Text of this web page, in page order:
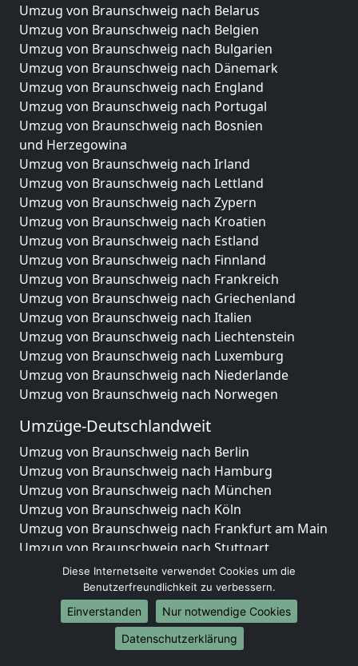
Umzug von Braunschweig nach Belarus
Umzug von Braunschweig nach Belgien
Umzug von Braunschweig nach Bulgarien
Umzug von Braunschweig nach Dänemark
Umzug von Braunschweig nach England
Umzug von Braunschweig nach Portugal
Umzug von Braunschweig nach Bosnien
und Herzegowina
Umzug von Braunschweig nach Irland
Umzug von Braunschweig nach Lettland
Umzug von Braunschweig nach Zypern
Umzug von Braunschweig nach Kroatien
Umzug von Braunschweig nach Estland
Umzug von Braunschweig nach Finnland
Umzug von Braunschweig nach Frankreich
Umzug von Braunschweig nach Griechenland
Umzug von Braunschweig nach Italien
Umzug von Braunschweig nach Liechtenstein
Umzug von Braunschweig nach Luxemburg
Umzug von Braunschweig nach Niederlande
Umzug von Braunschweig nach Norwegen
Umzüge-Deutschlandweit
Umzug von Braunschweig nach Berlin
Umzug von Braunschweig nach Hamburg
Umzug von Braunschweig nach München
Umzug von Braunschweig nach Köln
Umzug von Braunschweig nach Frankfurt am Main
Umzug von Braunschweig nach Stuttgart
Umzug von Braunschweig nach Düsseldorf
Umzug von Braunschweig nach Leipzig
Umzug von Braunschweig nach Dortmund
Umzug von Braunschweig nach Essen
Umzug von Braunschweig nach Bremen
Diese Internetseite verwendet Cookies um die
Benutzerfreundlichkeit zu verbessern.
Einverstanden
Nur notwendige Cookies
Datenschutzerklärung